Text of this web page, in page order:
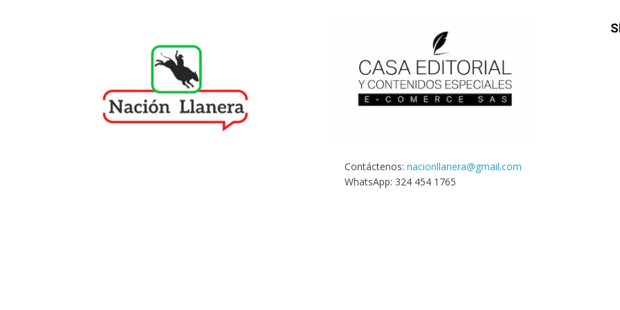
Contáctenos: nacionllanera@gmail.com
WhatsApp: 324 454 1765